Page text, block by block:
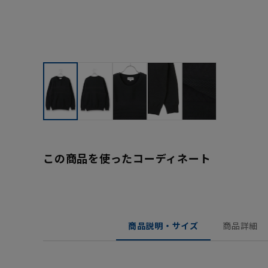
この商品を使ったコーディネート
商品説明・サイズ 商品詳細